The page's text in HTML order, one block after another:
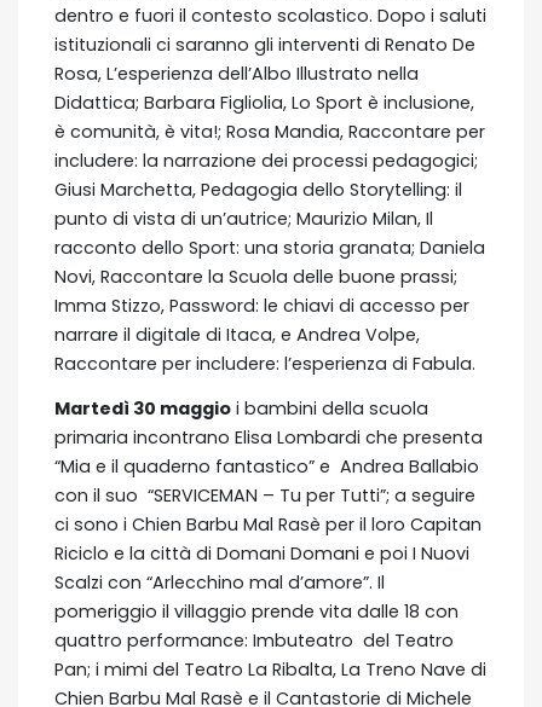
dentro e fuori il contesto scolastico. Dopo i saluti
istituzionali ci saranno gli interventi di Renato De
Rosa, L’esperienza dell’Albo Illustrato nella
Didattica; Barbara Figliolia, Lo Sport è inclusione,
è comunità, è vita!; Rosa Mandia, Raccontare per
includere: la narrazione dei processi pedagogici;
Giusi Marchetta, Pedagogia dello Storytelling: il
punto di vista di un’autrice; Maurizio Milan, Il
racconto dello Sport: una storia granata; Daniela
Novi, Raccontare la Scuola delle buone prassi;
Imma Stizzo, Password: le chiavi di accesso per
narrare il digitale di Itaca, e Andrea Volpe,
Raccontare per includere: l’esperienza di Fabula.
Martedì 30 maggio i bambini della scuola
primaria incontrano Elisa Lombardi che presenta
“Mia e il quaderno fantastico” e Andrea Ballabio
con il suo “SERVICEMAN – Tu per Tutti”; a seguire
ci sono i Chien Barbu Mal Rasè per il loro Capitan
Riciclo e la città di Domani Domani e poi I Nuovi
Scalzi con “Arlecchino mal d’amore”. Il
pomeriggio il villaggio prende vita dalle 18 con
quattro performance: Imbuteatro del Teatro
Pan; i mimi del Teatro La Ribalta, La Treno Nave di
Chien Barbu Mal Rasè e il Cantastorie di Michele